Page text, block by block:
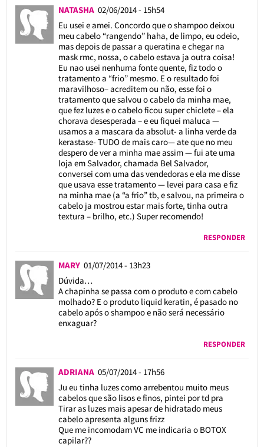
NATASHA 02/06/2014 - 15h54
Eu usei e amei. Concordo que o shampoo deixou
meu cabelo “rangendo” haha, de limpo, eu odeio,
mas depois de passar a queratina e chegar na
mask rmc, nossa, o cabelo estava ja outra coisa!
Eu nao usei nenhuma fonte quente, fiz todo o
tratamento a “frio” mesmo. E o resultado foi
maravilhoso– acreditem ou não, esse foi o
tratamento que salvou o cabelo da minha mae,
que fez luzes e o cabelo ficou super chiclete – ela
chorava desesperada – e eu fiquei maluca —
usamos a a mascara da absolut- a linha verde da
kerastase- TUDO de mais caro— ate que no meu
despero de ver a minha mae assim — fui ate uma
loja em Salvador, chamada Bel Salvador,
conversei com uma das vendedoras e ela me disse
que usava esse tratamento — levei para casa e fiz
na minha mae (a “a frio” tb, e salvou, na primeira o
cabelo ja mostrou estar mais forte, tinha outra
textura – brilho, etc.) Super recomendo!
RESPONDER
MARY 01/07/2014 - 13h23
Dúvida…
A chapinha se passa com o produto e com cabelo
molhado? E o produto liquid keratin, é pasado no
cabelo após o shampoo e não será necessário
enxaguar?
RESPONDER
ADRIANA 05/07/2014 - 17h56
Ju eu tinha luzes como arrebentou muito meus
cabelos que são lisos e finos, pintei por td pra
Tirar as luzes mais apesar de hidratado meus
cabelo apresenta alguns frizz
Que me incomodam VC me indicaria o BOTOX
capilar??